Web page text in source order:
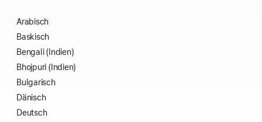
Arabisch
Baskisch
Bengali (Indien)
Bhojpuri (Indien)
Bulgarisch
Dänisch
Deutsch